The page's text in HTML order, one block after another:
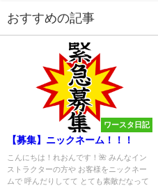
おすすめの記事
ワースタ日記
【募集】ニックネーム！！！
こんにちは！れおんです！🌺 みんなイン
ストラクターの方や お客様をニックネー
ムで 呼んだりしてて とても素敵だなって